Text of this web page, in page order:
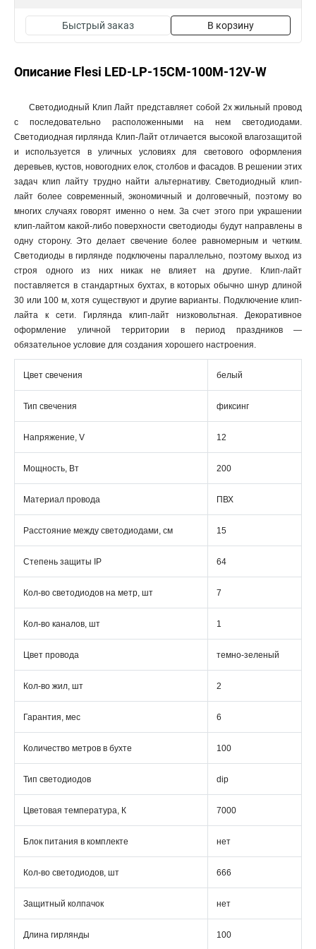
Быстрый заказ В корзину
Описание Flesi LED-LP-15СМ-100M-12V-W
Светодиодный Клип Лайт представляет собой 2х жильный провод
с последовательно расположенными на нем светодиодами.
Светодиодная гирлянда Клип-Лайт отличается высокой влагозащитой
и используется в уличных условиях для светового оформления
деревьев, кустов, новогодних елок, столбов и фасадов. В решении этих
задач клип лайту трудно найти альтернативу. Светодиодный клип-
лайт более современный, экономичный и долговечный, поэтому во
многих случаях говорят именно о нем. За счет этого при украшении
клип-лайтом какой-либо поверхности светодиоды будут направлены в
одну сторону. Это делает свечение более равномерным и четким.
Светодиоды в гирлянде подключены параллельно, поэтому выход из
строя одного из них никак не влияет на другие. Клип-лайт
поставляется в стандартных бухтах, в которых обычно шнур длиной
30 или 100 м, хотя существуют и другие варианты. Подключение клип-
лайта к сети. Гирлянда клип-лайт низковольтная. Декоративное
оформление уличной территории в период праздников —
обязательное условие для создания хорошего настроения.
Цвет свечения белый
Тип свечения фиксинг
Напряжение, V 12
Мощность, Вт 200
Материал провода ПВХ
Расстояние между светодиодами, см 15
Степень защиты IP 64
Кол-во светодиодов на метр, шт 7
Кол-во каналов, шт 1
Цвет провода темно-зеленый
Кол-во жил, шт 2
Гарантия, мес 6
Количество метров в бухте 100
Тип светодиодов dip
Цветовая температура, К 7000
Блок питания в комплекте нет
Кол-во светодиодов, шт 666
Защитный колпачок нет
Длина гирлянды 100